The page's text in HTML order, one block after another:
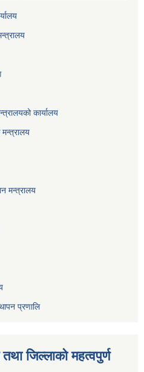
कार्यालय
मन्त्रालय
मन्त्रालय
प्रणालि
जिल्लाको महत्वपुर्ण